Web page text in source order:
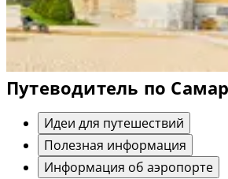
Путеводитель по
Идеи для путешествий
Полезная информация
Информация об аэропорте